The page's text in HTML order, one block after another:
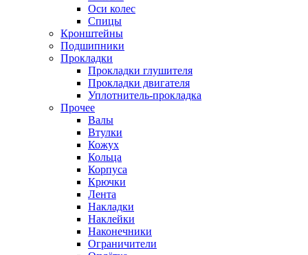
Оси колес
Спицы
Кронштейны
Подшипники
Прокладки
Прокладки глушителя
Прокладки двигателя
Уплотнитель-прокладка
Прочее
Валы
Втулки
Кожух
Кольца
Корпуса
Крючки
Лента
Накладки
Наклейки
Наконечники
Ограничители